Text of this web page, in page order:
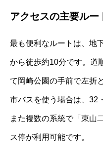
アクセスの主要ルー
最も便利なルートは、地
から徒歩約10分です。道
て岡崎公園の手前で左折
市バスを使う場合は、32
また複数の系統で「東山
ス停が利用可能です。